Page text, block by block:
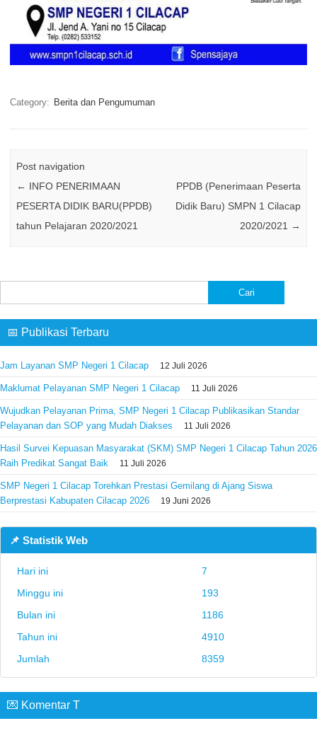
Category: Berita dan Pengumuman
Post navigation
← INFO PENERIMAAN
PESERTA DIDIK BARU(PPDB)
tahun Pelajaran 2020/2021
PPDB (Penerimaan Peserta
Didik Baru) SMPN 1 Cilacap
2020/2021 →
untuk:
📅 Publikasi Terbaru
Jam Layanan SMP Negeri 1 Cilacap 12 Juli 2026
Maklumat Pelayanan SMP Negeri 1 Cilacap 11 Juli 2026
Wujudkan Pelayanan Prima, SMP Negeri 1 Cilacap Publikasikan Standar
Pelayanan dan SOP yang Mudah Diakses
11 Juli 2026
Hasil Survei Kepuasan Masyarakat (SKM) SMP Negeri 1 Cilacap Tahun 2026
Raih Predikat Sangat Baik
11 Juli 2026
SMP Negeri 1 Cilacap Torehkan Prestasi Gemilang di Ajang Siswa
Berprestasi Kabupaten Cilacap 2026
19 Juni 2026
📌 Statistik Web
Hari ini
7
Minggu ini
193
Bulan ini
1186
Tahun ini
4910
Jumlah
8359
💌 Komentar T